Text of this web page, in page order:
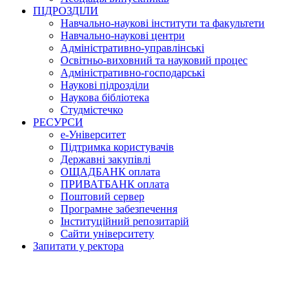
ПІДРОЗДІЛИ
Навчально-наукові інститути та факультети
Навчально-наукові центри
Адміністративно-управлінські
Освітньо-виховний та науковий процес
Адміністративно-господарські
Наукові підрозділи
Наукова бібліотека
Студмістечко
РЕСУРСИ
е-Університет
Підтримка користувачів
Державні закупівлі
ОЩАДБАНК оплата
ПРИВАТБАНК оплата
Поштовий сервер
Програмне забезпечення
Інституційний репозитарій
Сайти університету
Запитати у ректора